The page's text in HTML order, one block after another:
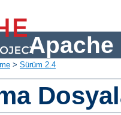
Apache
> Sürüm 2.4